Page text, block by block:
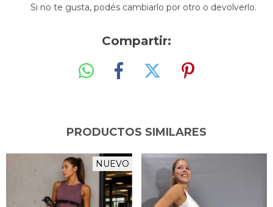
Si no te gusta, podés cambiarlo por otro o devolverlo.
Compartir:
PRODUCTOS SIMILARES
NUEVO